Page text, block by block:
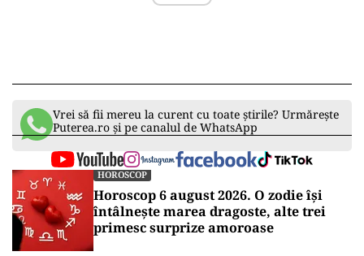
Vrei să fii mereu la curent cu toate știrile? Urmărește
Puterea.ro și pe canalul de WhatsApp
HOROSCOP
Horoscop 6 august 2026. O zodie își
întâlnește marea dragoste, alte trei
primesc surprize amoroase